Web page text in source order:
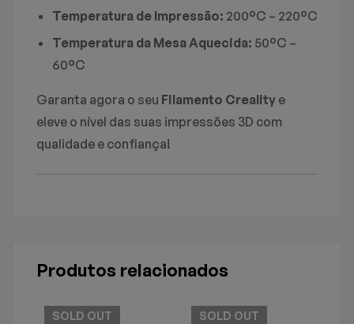
Temperatura de Impressão: 200°C – 220°C
Temperatura da Mesa Aquecida: 50°C –
60°C
Garanta agora o seu Filamento Creality e
eleve o nível das suas impressões 3D com
qualidade e confiança!
Produtos relacionados
SOLD OUT SOLD OUT